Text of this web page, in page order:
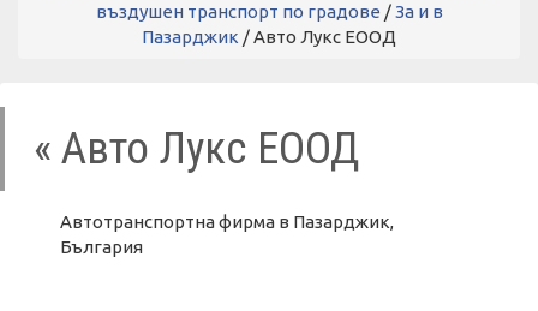
въздушен транспорт по градове /За и в
Пазарджик / Авто Лукс ЕООД
« Авто Лукс ЕООД
Автотранспортна фирма в Пазарджик,
България